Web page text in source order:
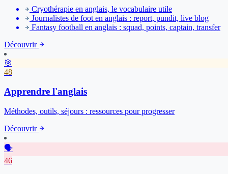
Cryothérapie en anglais, le vocabulaire utile
Journalistes de foot en anglais : report, pundit, live blog
Fantasy football en anglais : squad, points, captain, transfer
Découvrir
🎯
48
Apprendre l'anglais
Méthodes, outils, séjours : ressources pour progresser
Découvrir
🗣️
46